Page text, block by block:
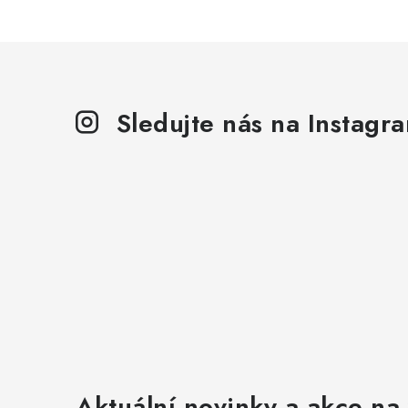
Sledujte nás na